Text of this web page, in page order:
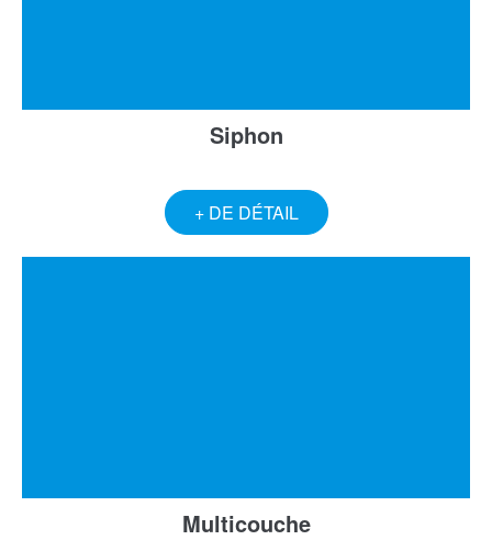
Siphon
+ DE DÉTAIL
Multicouche